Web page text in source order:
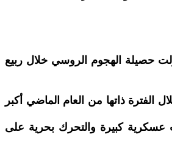
حصيلة الهجوم الروسي خلال ربيع
في حين كانت وتيرة التقدم خلال الفترة ذاتها من العام الماضي أكبر
عسكرية كبيرة والتحرك بحرية على